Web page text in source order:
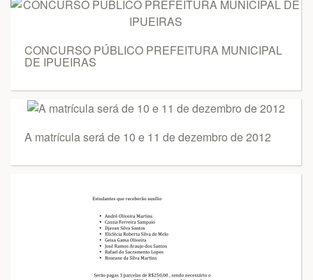
CONCURSO PÚBLICO PREFEITURA MUNICIPAL
DE IPUEIRAS
A matrícula será de 10 e 11 de dezembro de 2012